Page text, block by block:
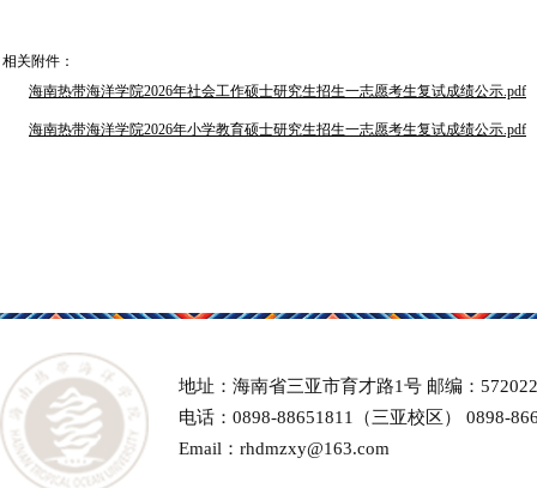
相关附件：
海南热带海洋学院2026年社会工作硕士研究生招生一志愿考生复试成绩公示.pdf
海南热带海洋学院2026年小学教育硕士研究生招生一志愿考生复试成绩公示.pdf
地址：海南省三亚市育才路1号 邮编：572022
电话：0898-88651811（三亚校区） 0898-
Email：rhdmzxy@163.com